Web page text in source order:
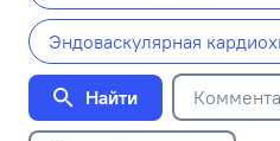
Эндоваскулярная
Найти